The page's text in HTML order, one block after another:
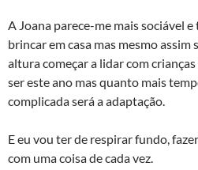
A Joana parece-me mais sociável
brincar em casa mas mesmo
altura começar a lidar com
ser este ano mas quanto mais
complicada será a adaptação.
E eu vou ter de respirar fundo,
com uma coisa de cada vez.